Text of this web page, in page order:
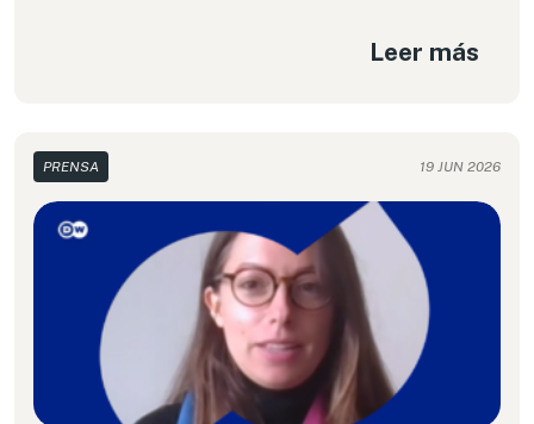
Leer más
PRENSA 19 JUN 2026